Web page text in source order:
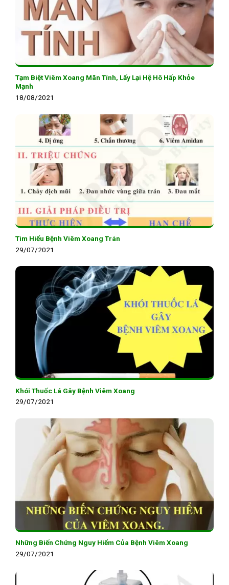
Tạm Biệt Viêm Xoang Mãn Tính, Lấy Lại Hệ Hô Hấp Khỏe
Mạnh
18/08/2021
Tìm Hiểu Bệnh Viêm Xoang Trán
29/07/2021
Khói Thuốc Lá Gây Bệnh Viêm Xoang
29/07/2021
Những Biến Chứng Nguy Hiểm Của Bệnh Viêm Xoang
29/07/2021